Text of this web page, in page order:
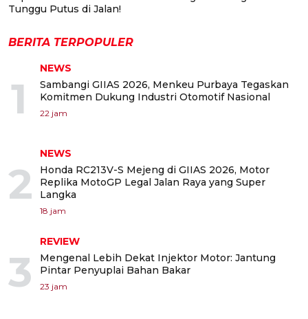
Tunggu Putus di Jalan!
BERITA TERPOPULER
1
NEWS
Sambangi GIIAS 2026, Menkeu Purbaya Tegaskan
Komitmen Dukung Industri Otomotif Nasional
22 jam
2
NEWS
Honda RC213V-S Mejeng di GIIAS 2026, Motor
Replika MotoGP Legal Jalan Raya yang Super
Langka
18 jam
3
REVIEW
Mengenal Lebih Dekat Injektor Motor: Jantung
Pintar Penyuplai Bahan Bakar
23 jam